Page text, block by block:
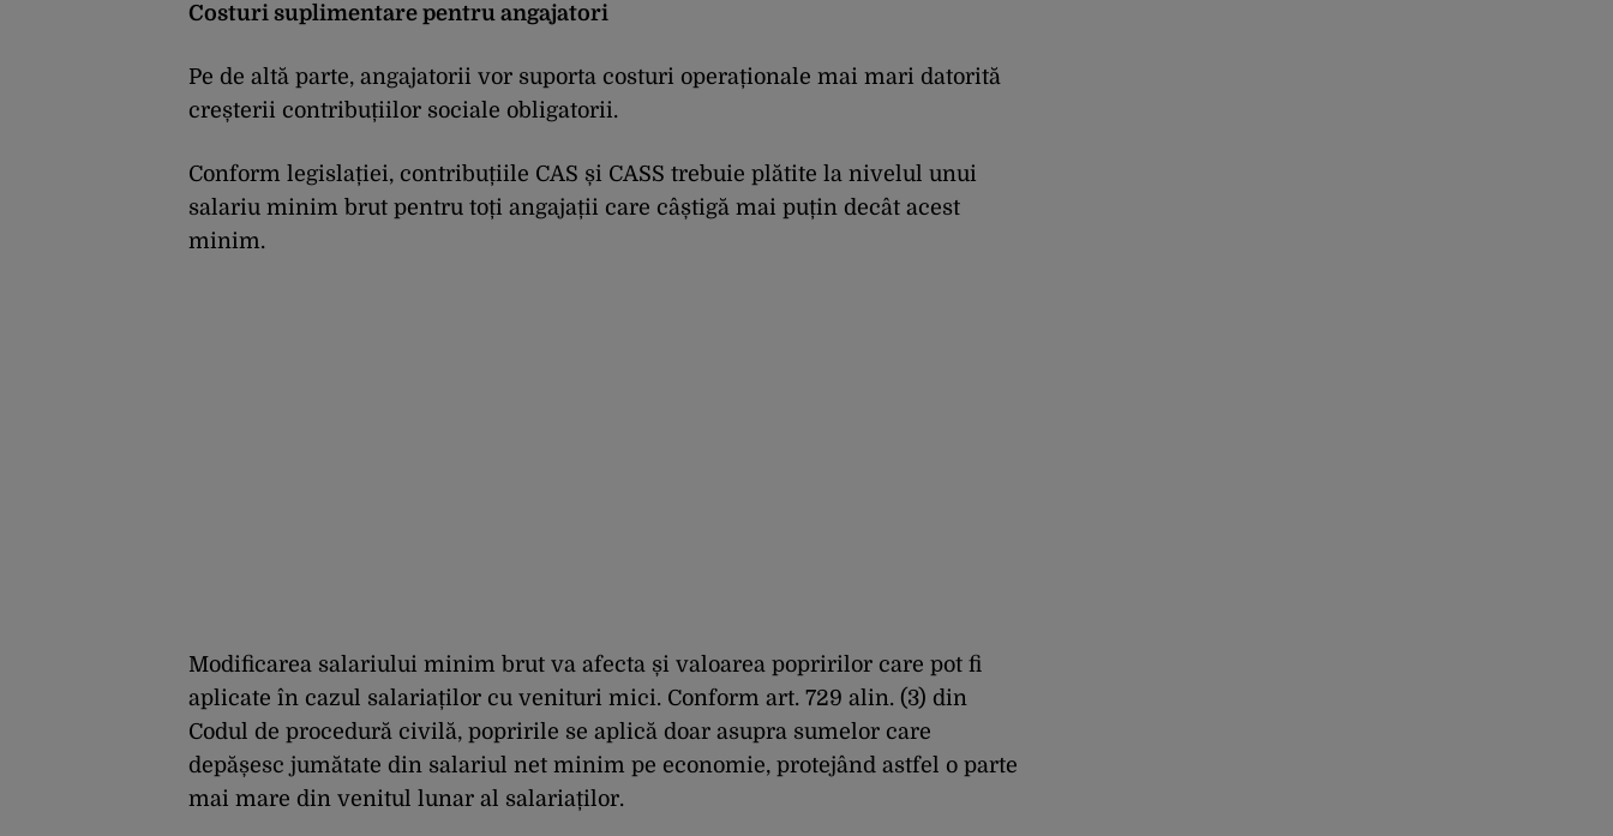
Costuri suplimentare pentru angajatori
Pe de altă parte, angajatorii vor suporta costuri operaționale mai mari datorită
creșterii contribuțiilor sociale obligatorii.
Conform legislației, contribuțiile CAS și CASS trebuie plătite la nivelul unui
salariu minim brut pentru toți angajații care câștigă mai puțin decât acest
minim.
Modificarea salariului minim brut va afecta și valoarea popririlor care pot fi
aplicate în cazul salariaților cu venituri mici. Conform art. 729 alin. (3) din
Codul de procedură civilă, popririle se aplică doar asupra sumelor care
depășesc jumătate din salariul net minim pe economie, protejând astfel o parte
mai mare din venitul lunar al salariaților.